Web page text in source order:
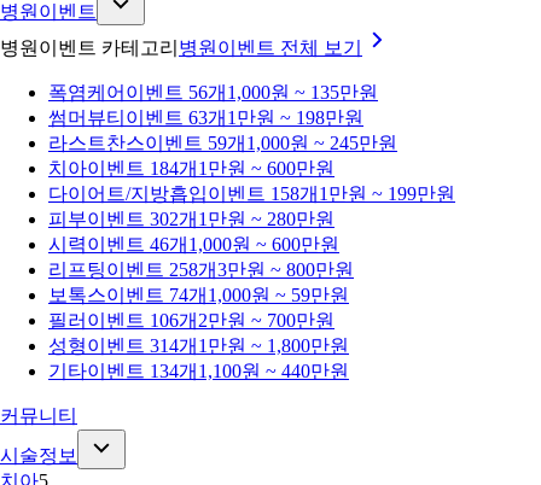
병원이벤트
병원이벤트 카테고리 병원이벤트 전체 보기
폭염케어 이벤트 56개 1,000원 ~ 135만원
썸머뷰티 이벤트 63개 1만원 ~ 198만원
라스트찬스이벤트 59개 1,000원 ~ 245만원
치아이벤트 184개 1만원 ~ 600만원
다이어트/지방흡입이벤트 158개 1만원 ~ 199만원
피부이벤트 302개 1만원 ~ 280만원
시력이벤트 46개 1,000원 ~ 600만원
리프팅이벤트 258개3만원 ~ 800만원
보톡스이벤트 74개 1,000원 ~ 59만원
필러 이벤트 106개 2만원 ~ 700만원
성형이벤트 314개 1만원 ~ 1,800만원
기타이벤트 134개 1,100원 ~ 440만원
커뮤니티
시술정보
치아5